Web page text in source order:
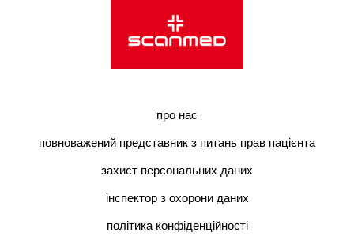
про нас
повноважений представник з питань прав пацієнта
захист персональних даних
інспектор з охорони даних
політика конфіденційності